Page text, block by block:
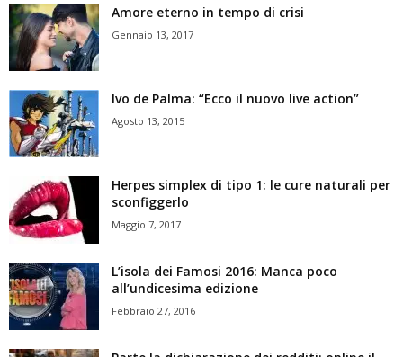
Amore eterno in tempo di crisi
Gennaio 13, 2017
Ivo de Palma: “Ecco il nuovo live action”
Agosto 13, 2015
Herpes simplex di tipo 1: le cure naturali per
sconfiggerlo
Maggio 7, 2017
L’isola dei Famosi 2016: Manca poco
all’undicesima edizione
Febbraio 27, 2016